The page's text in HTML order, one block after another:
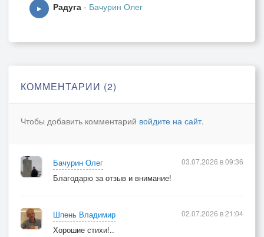
Наполняя собой каждый час,
▶ Радуга - Бачурин Олег
КОММЕНТАРИИ (2)
Чтобы добавить комментарий войдите на сайт.
Бачурин Олег
Благодарю за отзыв и внимание!
03.07.2026 в 09:36
Шпень Владимир
Хорошие стихи!..
02.07.2026 в 21:04